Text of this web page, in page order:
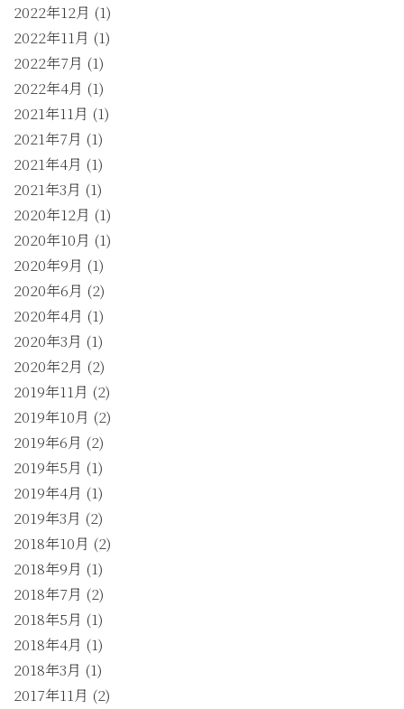
2022年12月 (1)
2022年11月 (1)
2022年7月 (1)
2022年4月 (1)
2021年11月 (1)
2021年7月 (1)
2021年4月 (1)
2021年3月 (1)
2020年12月 (1)
2020年10月 (1)
2020年9月 (1)
2020年6月 (2)
2020年4月 (1)
2020年3月 (1)
2020年2月 (2)
2019年11月 (2)
2019年10月 (2)
2019年6月 (2)
2019年5月 (1)
2019年4月 (1)
2019年3月 (2)
2018年10月 (2)
2018年9月 (1)
2018年7月 (2)
2018年5月 (1)
2018年4月 (1)
2018年3月 (1)
2017年11月 (2)